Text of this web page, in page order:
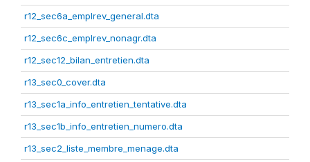
r12_sec6a_emplrev_general.dta
r12_sec6c_emplrev_nonagr.dta
r12_sec12_bilan_entretien.dta
r13_sec0_cover.dta
r13_sec1a_info_entretien_tentative.dta
r13_sec1b_info_entretien_numero.dta
r13_sec2_liste_membre_menage.dta